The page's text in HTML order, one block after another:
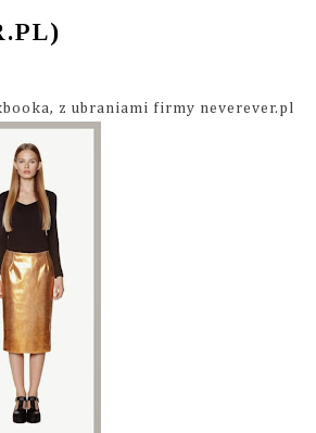
z ubraniami firmy neverever.pl